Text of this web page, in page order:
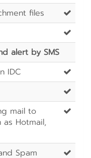
files
alert by SMS
IDC
mail to
as Hotmail,
Spam